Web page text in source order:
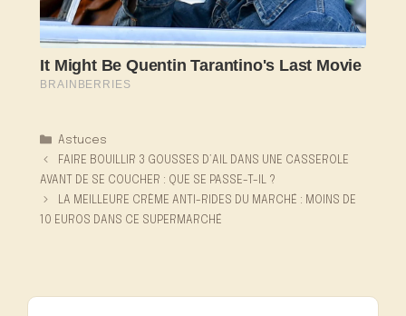
Catégories
Astuces
FAIRE BOUILLIR 3 GOUSSES D’AIL DANS UNE CASSEROLE
AVANT DE SE COUCHER : QUE SE PASSE-T-IL ?
LA MEILLEURE CRÈME ANTI-RIDES DU MARCHÉ : MOINS DE
10 EUROS DANS CE SUPERMARCHÉ